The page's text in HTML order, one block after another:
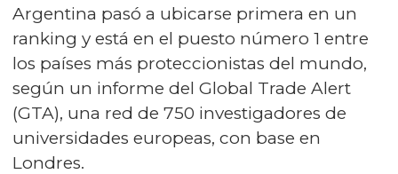
Argentina pasó a ubicarse primera en un
ranking y está en el puesto número 1 entre
los países más proteccionistas del mundo,
según un informe del Global Trade Alert
(GTA), una red de 750 investigadores de
universidades europeas, con base en
Londres.